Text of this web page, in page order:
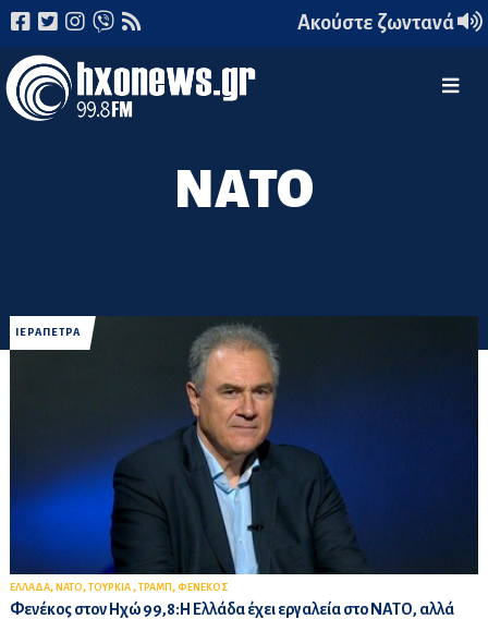
Ακούστε ζωντανά
ΝΑΤΟ
ΙΕΡΑΠΕΤΡΑ
ΕΛΛΑΔΑ, ΝΑΤΟ, ΤΟΥΡΚΙΑ , ΤΡΑΜΠ , ΦΕΝΕΚΟΣ
Φενέκος στον Ηχώ 99,8:Η Ελλάδα έχει εργαλεία στο ΝΑΤΟ, αλλά